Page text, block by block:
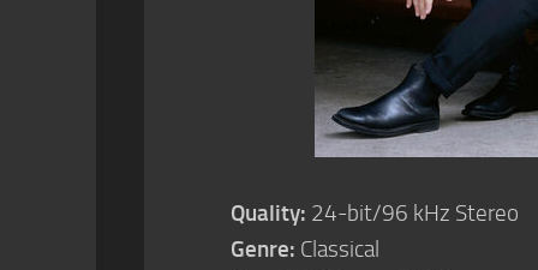
Quality: 24-bit/96 kHz Stereo
Genre: Classical